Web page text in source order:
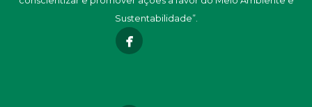
Sustentabilidade”.